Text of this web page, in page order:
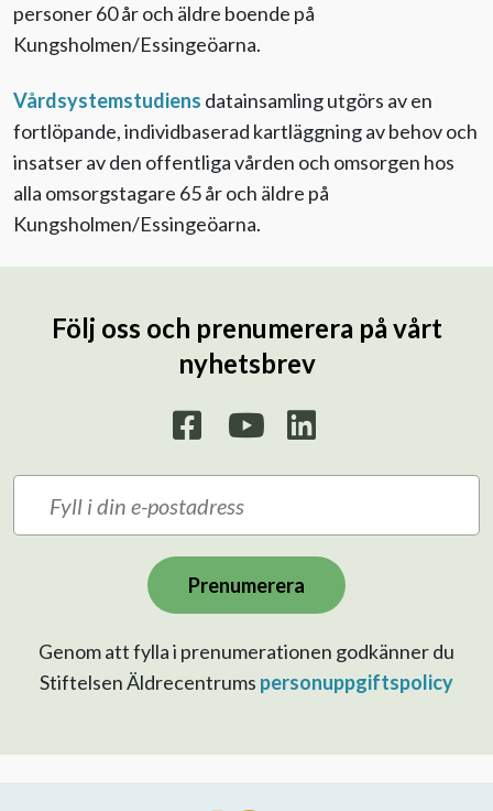
personer 60 år och äldre boende på
Kungsholmen/Essingeöarna.
Vårdsystemstudiens datainsamling utgörs av en
fortlöpande, individbaserad kartläggning av behov och
insatser av den offentliga vården och omsorgen hos
alla omsorgstagare 65 år och äldre på
Kungsholmen/Essingeöarna.
Följ oss och prenumerera på vårt
nyhetsbrev
Prenumerera
Genom att fylla i prenumerationen godkänner du
Stiftelsen Äldrecentrums personuppgiftspolicy